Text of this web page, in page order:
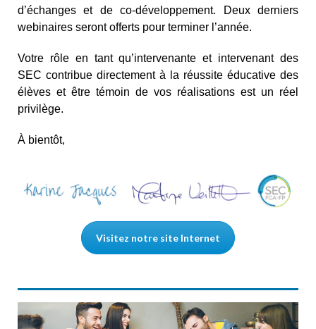
d’échanges et de co-développement. Deux derniers
webinaires seront offerts pour terminer l’année.
Votre rôle en tant qu’intervenante et intervenant des
SEC contribue directement à la réussite éducative des
élèves et être témoin de vos réalisations est un réel
privilège.
À bientôt,
Visitez notre site Internet